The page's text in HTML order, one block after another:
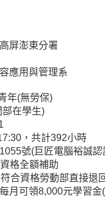
屏澎東分署
應用與管理系
年(無勞保)
在學生)
，共計392小時
號(巨匠電腦裕誠
格全額補助
合資格勞動部直接退
月可領8,000元學習